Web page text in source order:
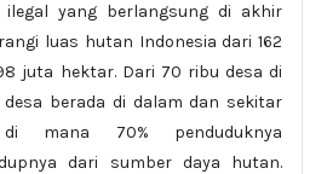
yang berlangsung di akhir
luas hutan Indonesia dari 162
juta hektar. Dari 70 ribu desa di
berada di dalam dan sekitar
mana 70% penduduknya
dari sumber daya hutan.